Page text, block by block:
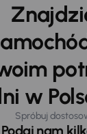
w
Spróbuj
Podaj nam